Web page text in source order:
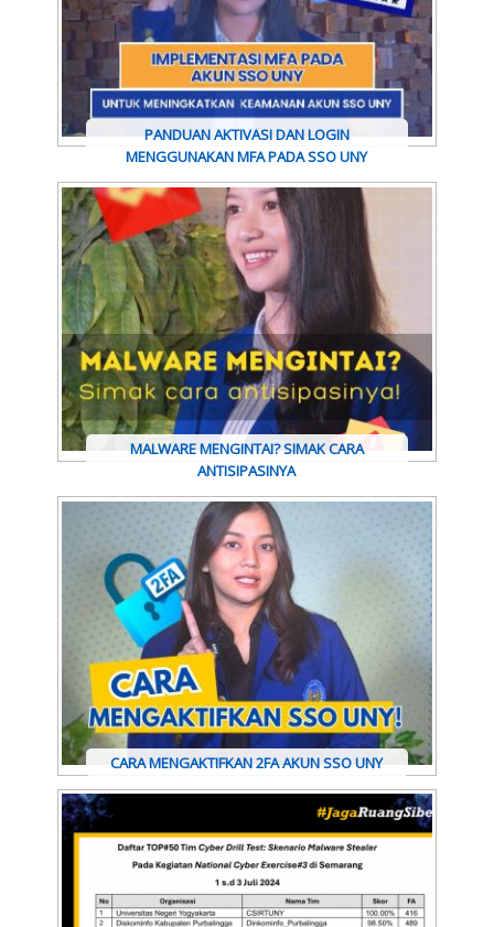
PANDUAN AKTIVASI DAN LOGIN
MENGGUNAKAN MFA PADA SSO UNY
MALWARE MENGINTAI? SIMAK CARA
ANTISIPASINYA
CARA MENGAKTIFKAN 2FA AKUN SSO UNY